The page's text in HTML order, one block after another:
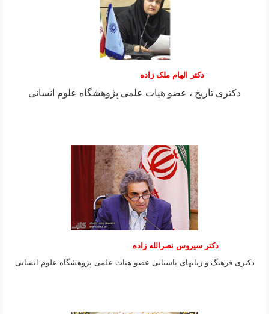
دکتر الهام ملک زاده
دکتری تاریخ ، عضو هیات علمی پژوهشگاه علوم انسانی
دکتر سیروس نصرالله زاده
دکتری فرهنگ و زبانهای باستانی عضو هیات علمی پژوهشگاه علوم انسانی